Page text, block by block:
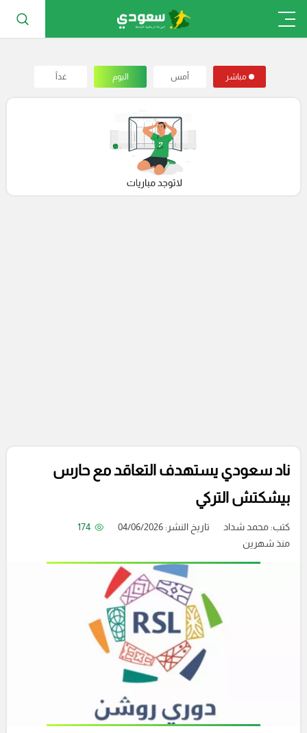
مباشر أمس اليوم غداً
ناد سعودي يستهدف التعاقد مع حارس
بيشكتش التركي
كتب:محمد شداد تاريخ النشر: 04/06/2026
174
منذ شهرين